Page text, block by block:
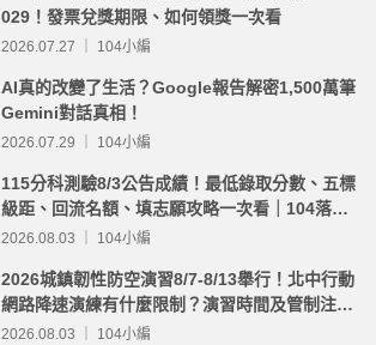
029！發票兌獎期限、如何領獎一次看
2026.07.27 ｜ 104小編
AI真的改變了生活？Google報告解密1,500萬筆
Gemini對話真相！
2026.07.29 ｜ 104小編
115分科測驗8/3公告成績！最低錄取分數、五標
級距、回流名額、填志願攻略一次看｜104落點
分析
2026.08.03 ｜ 104小編
2026城鎮韌性防空演習8/7-8/13舉行！北中行動
網路降速演練有什麼限制？演習時間及管制注意
事項整理
2026.08.03 ｜ 104小編